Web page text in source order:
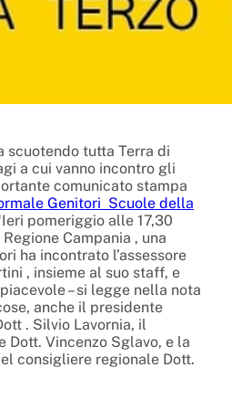
scuotendo tutta Terra di
a cui vanno incontro gli
comunicato stampa
Genitori Scuole della
pomeriggio alle 17,30
Campania , una
ha incontrato l’assessore
, insieme al suo staff, e
– si legge nella nota
anche il presidente
. Silvio Lavornia, il
Dott. Vincenzo Sglavo, e la
consigliere regionale Dott.